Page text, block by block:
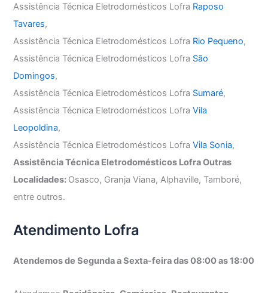
Assistência Técnica Eletrodomésticos Lofra Raposo
Tavares,
Assistência Técnica Eletrodomésticos Lofra Rio Pequeno,
Assistência Técnica Eletrodomésticos Lofra São
Domingos,
Assistência Técnica Eletrodomésticos Lofra Sumaré,
Assistência Técnica Eletrodomésticos LofraVila
Leopoldina,
Assistência Técnica Eletrodomésticos LofraVila Sonia,
Assistência Técnica Eletrodomésticos Lofra Outras
Localidades: Osasco, Granja Viana, Alphaville, Tamboré,
entre outros.
Atendimento Lofra
Atendemos de Segunda a Sexta-feira das 08:00 as 18:00